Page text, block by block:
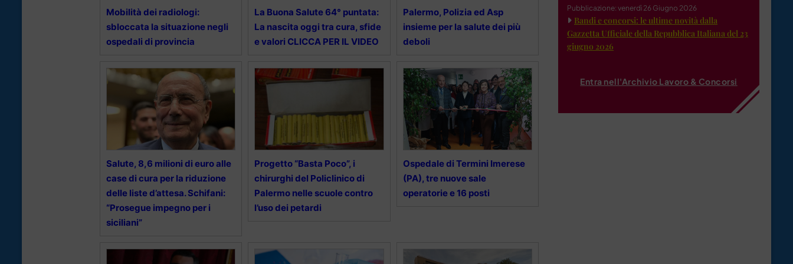
Mobilità dei radiologi:
sbloccata la situazione negli
ospedali di provincia
La Buona Salute 64° puntata:
La nascita oggi tra cura, sfide
e valori CLICCA PER IL VIDEO
Palermo, Polizia ed Asp
insieme per la salute dei più
deboli
Salute, 8,6 milioni di euro alle
case di cura per la riduzione
delle liste d’attesa. Schifani:
“Prosegue impegno per i
siciliani”
Progetto “Basta Poco”, i
chirurghi del Policlinico di
Palermo nelle scuole contro
l’uso dei petardi
Ospedale di Termini Imerese
(PA), tre nuove sale
operatorie e 16 posti
Pubblicazione: venerdì 26 Giugno 2026
Bandi e concorsi: le ultime novità dalla
Gazzetta Ufficiale della Repubblica Italiana del 23
giugno 2026
Entra nell'Archivio Lavoro & Concorsi